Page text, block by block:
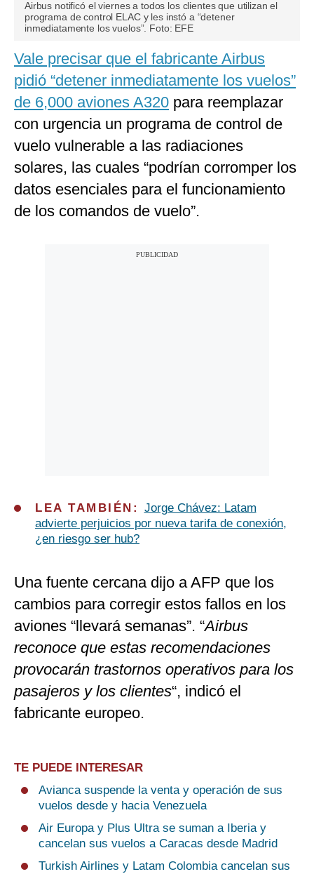
Airbus notificó el viernes a todos los clientes que utilizan el
programa de control ELAC y les instó a “detener
inmediatamente los vuelos”. Foto: EFE
Vale precisar que el fabricante Airbus
pidió “detener inmediatamente los vuelos”
de 6,000 aviones A320 para reemplazar
con urgencia un programa de control de
vuelo vulnerable a las radiaciones
solares, las cuales “podrían corromper los
datos esenciales para el funcionamiento
de los comandos de vuelo”.
LEA TAMBIÉN: Jorge Chávez: Latam
advierte perjuicios por nueva tarifa de conexión,
¿en riesgo ser hub?
Una fuente cercana dijo a AFP que los
cambios para corregir estos fallos en los
aviones “llevará semanas”. “Airbus
reconoce que estas recomendaciones
provocarán trastornos operativos para los
pasajeros y los clientes“, indicó el
fabricante europeo.
TE PUEDE INTERESAR
Avianca suspende la venta y operación de sus
vuelos desde y hacia Venezuela
Air Europa y Plus Ultra se suman a Iberia y
cancelan sus vuelos a Caracas desde Madrid
Turkish Airlines y Latam Colombia cancelan sus